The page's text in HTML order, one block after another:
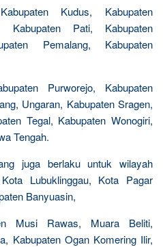
Kudus, Kabupaten
Kabupaten Pati, Kabupaten
Pemalang, Kabupaten
Purworejo, Kabupaten
Ungaran, Kabupaten Sragen,
Tegal, Kabupaten Wonogiri,
Tengah.
juga berlaku untuk wilayah
Lubuklinggau, Kota Pagar
Banyuasin,
Musi Rawas, Muara Beliti,
Kabupaten Ogan Komering Ilir,